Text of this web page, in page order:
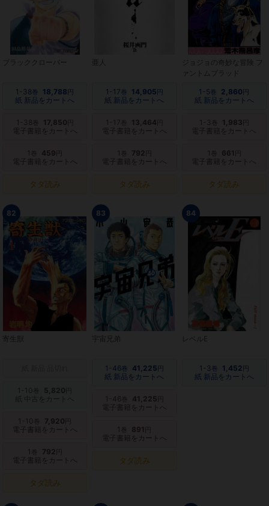
ブラッククローバー
1-38巻 18,788 円
紙 新品をカートへ
1-38 17,850
電子書籍をカートへ
1 459
電子書籍をカートへ
タダ読み
亜人
1-17巻 14,905 円
紙 新品をカートへ
1-17 13,464
電子書籍をカートへ
1 792
電子書籍をカートへ
タダ読み
ジョジョの奇妙な冒険 フ
ァントムブラッド
1-5巻 2,860 円
紙 新品をカートへ
1-3 1,983
電子書籍をカートへ
1 661
電子書籍をカートへ
タダ読み
82
寄生獣
5,820
紙 中古をカートへ
1-10 7,920
電子書籍をカートへ
1 792
電子書籍をカートへ
タダ読み
83
宇宙兄弟
1-46巻 41,225 円
紙 新品をカートへ
1-46 41,225
電子書籍をカートへ
1 891
電子書籍をカートへ
タダ読み
84
レベルE
1-3巻 1,452 円
紙 新品をカートへ